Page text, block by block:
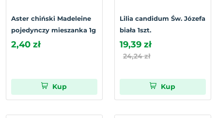
Aster chiński Madeleine
pojedynczy mieszanka 1g
2,40 zł
Kup
Lilia candidum Św. Józefa
biała 1szt.
19,39 zł
24,24 zł
Kup